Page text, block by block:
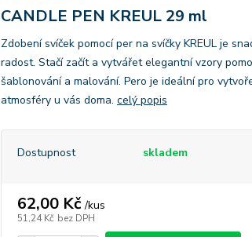
CANDLE PEN KREUL 29 ml
Zdobení svíček pomocí per na svíčky KREUL je
radost. Stačí začít a vytvářet elegantní vzory
šablonování a malování. Pero je ideální pro
atmosféry u vás doma. celý popis
Dostupnost skladem
62,00 Kč /kus
51,24 Kč bez DPH